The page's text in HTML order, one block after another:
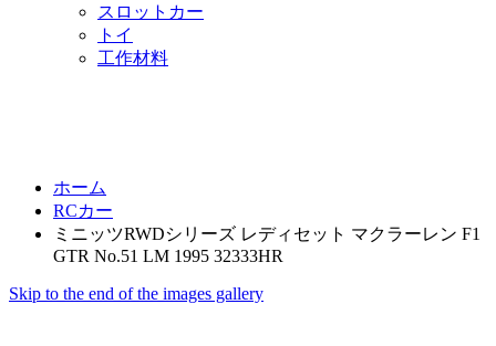
スロットカー
トイ
工作材料
ホーム
RCカー
ミニッツRWDシリーズ レディセット マクラーレン F1
GTR No.51 LM 1995 32333HR
Skip to the end of the images gallery